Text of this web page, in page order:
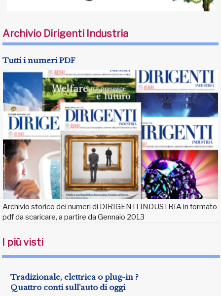
Archivio Dirigenti Industria
Tutti i numeri PDF
Archivio storico dei numeri di DIRIGENTI INDUSTRIA in formato
pdf da scaricare, a partire da Gennaio 2013
I più visti
Tradizionale, elettrica o plug-in ?
Quattro conti sull’auto di oggi